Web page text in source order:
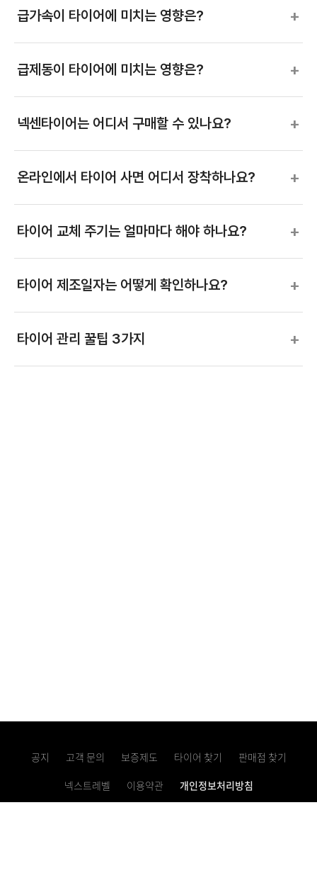
급가속이 타이어에 미치는 영향은? +
급제동이 타이어에 미치는 영향은? +
넥센타이어는 어디서 구매할 수 있나요? +
온라인에서 타이어 사면 어디서 장착하나요? +
타이어 교체 주기는 얼마마다 해야 하나요? +
타이어 제조일자는 어떻게 확인하나요? +
타이어 관리 꿀팁 3가지 +
공지 고객 문의 보증제도 타이어 찾기
판매점 찾기
넥스트레벨
이용약관
개인정보처리방침